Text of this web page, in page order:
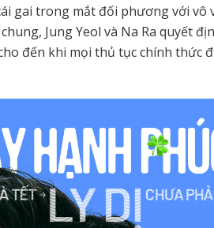
gai trong mắt đối phương với vô
Jung Yeol và Na Ra quyết
đến khi mọi thủ tục chính thức